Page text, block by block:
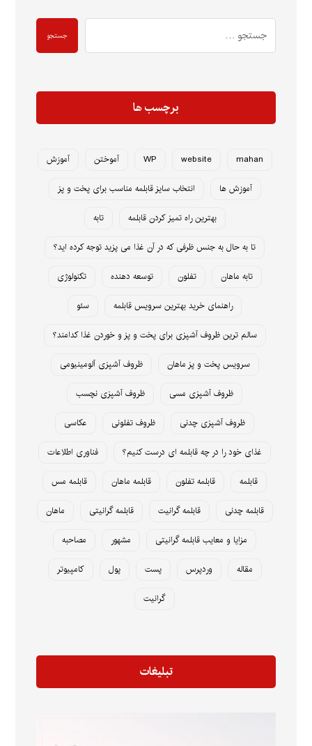
جستجو
برچسب ها
mahan
website
WP آموختن آموزش
آموزش ها انتخاب سایز قابلمه مناسب برای پخت و پز
بهترین راه تمیز کردن قابلمه تابه
تا به حال به جنس ظرفی که در آن غذا می پزید توجه کرده اید؟
تابه ماهان تفلون توسعه دهنده تکنولوژی
راهنمای خرید بهترین سرویس قابلمه سئو
سالم ترین ظروف آشپزی برای پخت و پز و خوردن غذا کدامند؟
سرویس پخت و پز ماهان ظروف آشپزی آلومینیومی
ظروف آشپزی مسی ظروف آشپزی نچسب
ظروف آشپزی چدنی ظروف تفلونی عکاسی
غذای خود را در چه قابلمه ای درست کنیم؟ فناوری اطلاعات
قابلمه قابلمه تفلون قابلمه ماهان قابلمه مس
قابلمه چدنی قابلمه گرانیت قابلمه گرانیتی ماهان
مزایا و معایب قابلمه گرانیتی مشهور مصاحبه
مقاله وردپرس پست پول کامپیوتر
گرانیت
تبلیغات